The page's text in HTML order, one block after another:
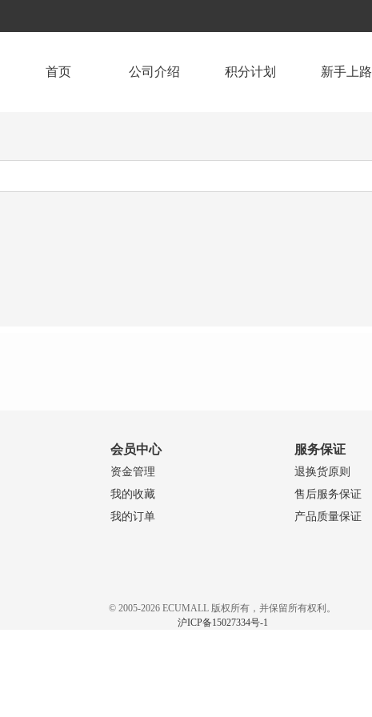
首页 公司介绍 积分计划 新手上路
会员中心
资金管理
我的收藏
我的订单
服务保证
退换货原则
售后服务保证
产品质量保证
© 2005-2026 ECUMALL 版权所有，并保留所有权利。
沪ICP备15027334号-1